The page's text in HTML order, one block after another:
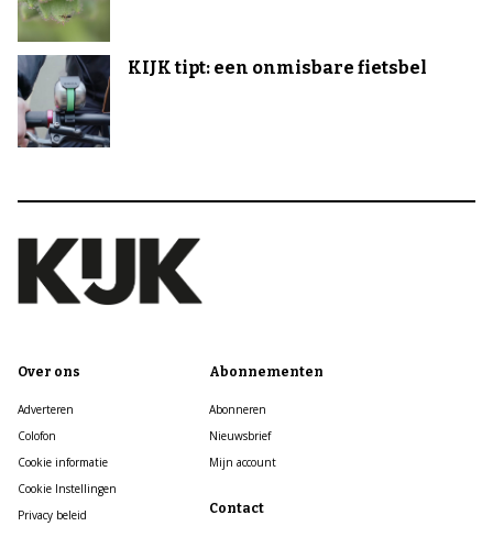
KIJK tipt: een onmisbare fietsbel
Over ons
Adverteren
Colofon
Cookie informatie
Cookie Instellingen
Privacy beleid
Abonnementen
Abonneren
Nieuwsbrief
Mijn account
Contact